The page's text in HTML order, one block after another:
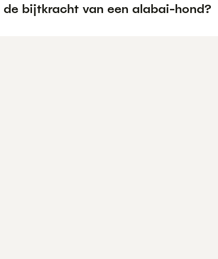
de bijtkracht van een alabai-hond?